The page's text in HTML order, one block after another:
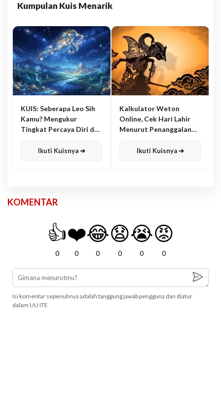
Kumpulan Kuis Menarik
KUIS: Seberapa Leo Sih
Kamu? Mengukur
Tingkat Percaya Diri dan
Ikuti Kuisnya ➔
Kalkulator Weton
Online, Cek Hari Lahir
Menurut Penanggalan
Ikuti Kuisnya ➔
KOMENTAR
👍
0
❤️
0
😂
0
😧
0
😭
0
😡
0
Isi komentar sepenuhnya adalah tanggung jawab pengguna dan diatur
dalam UU ITE